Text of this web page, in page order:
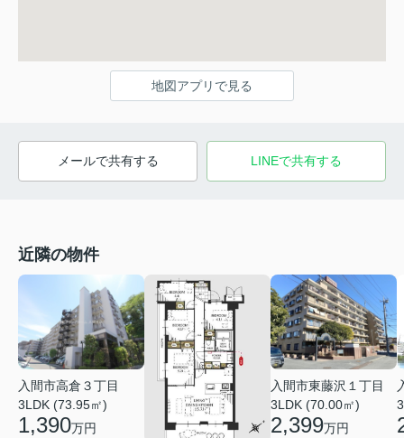
地図アプリで見る
メールで共有する LINEで共有する
近隣の物件
入間市高倉３丁目
3LDK (73.95㎡)
1,390万円
入間市東藤沢１丁目
3LDK (70.00㎡)
2,399万円